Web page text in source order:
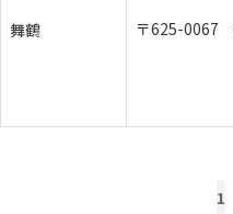
舞鶴 〒625-0067
1